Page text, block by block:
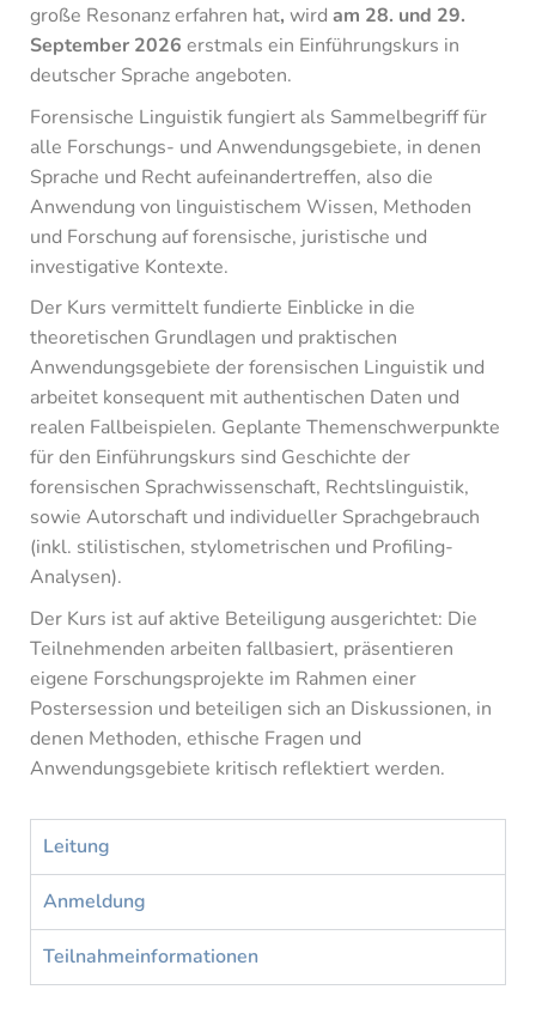
große Resonanz erfahren hat, wird am 28. und 29.
September 2026 erstmals ein Einführungskurs in
deutscher Sprache angeboten.
Forensische Linguistik fungiert als Sammelbegriff für
alle Forschungs- und Anwendungsgebiete, in denen
Sprache und Recht aufeinandertreffen, also die
Anwendung von linguistischem Wissen, Methoden
und Forschung auf forensische, juristische und
investigative Kontexte.
Der Kurs vermittelt fundierte Einblicke in die
theoretischen Grundlagen und praktischen
Anwendungsgebiete der forensischen Linguistik und
arbeitet konsequent mit authentischen Daten und
realen Fallbeispielen. Geplante Themenschwerpunkte
für den Einführungskurs sind Geschichte der
forensischen Sprachwissenschaft, Rechtslinguistik,
sowie Autorschaft und individueller Sprachgebrauch
(inkl. stilistischen, stylometrischen und Profiling-
Analysen).
Der Kurs ist auf aktive Beteiligung ausgerichtet: Die
Teilnehmenden arbeiten fallbasiert, präsentieren
eigene Forschungsprojekte im Rahmen einer
Postersession und beteiligen sich an Diskussionen, in
denen Methoden, ethische Fragen und
Anwendungsgebiete kritisch reflektiert werden.
Leitung
Anmeldung
Teilnahmeinformationen